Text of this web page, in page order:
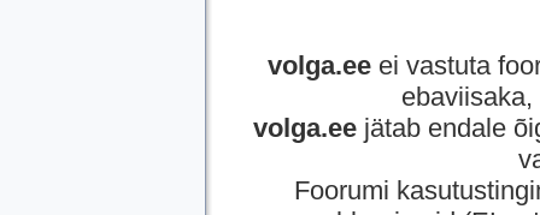
volga.eeei vastuta
volga.ee jätab endale
Foorumi